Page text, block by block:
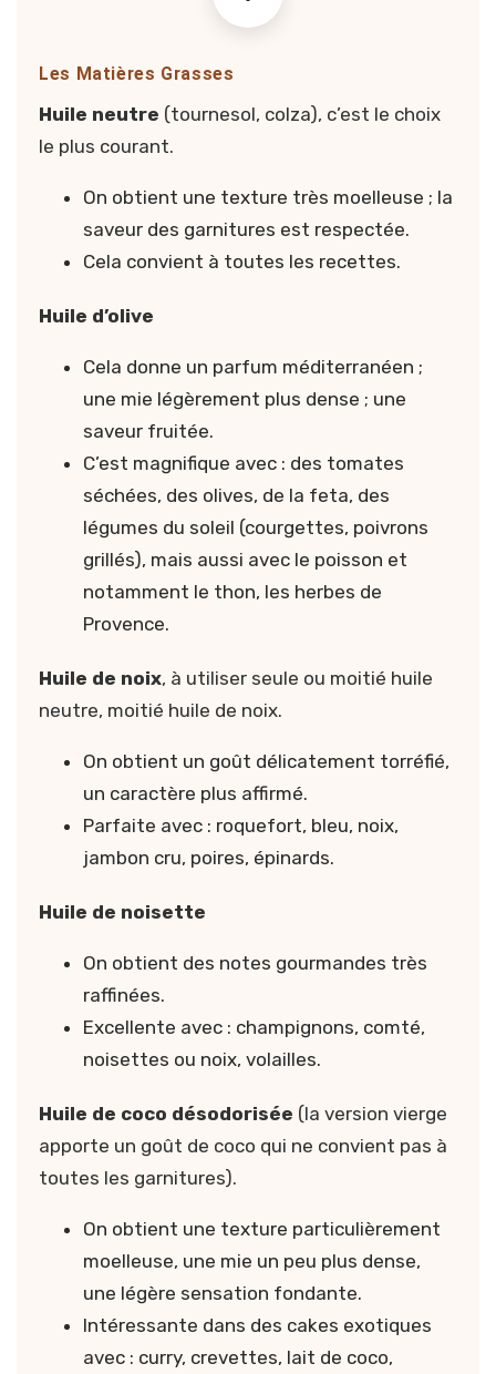
Les Matières Grasses
Huile neutre (tournesol, colza), c’est le choix
le plus courant.
On obtient une texture très moelleuse ; la
saveur des garnitures est respectée.
Cela convient à toutes les recettes.
Huile d’olive
Cela donne un parfum méditerranéen ;
une mie légèrement plus dense ; une
saveur fruitée.
C’est magnifique avec : des tomates
séchées, des olives, de la feta, des
légumes du soleil (courgettes, poivrons
grillés), mais aussi avec le poisson et
notamment le thon, les herbes de
Provence.
Huile de noix, à utiliser seule ou moitié huile
neutre, moitié huile de noix.
On obtient un goût délicatement torréfié,
un caractère plus affirmé.
Parfaite avec : roquefort, bleu, noix,
jambon cru, poires, épinards.
Huile de noisette
On obtient des notes gourmandes très
raffinées.
Excellente avec : champignons, comté,
noisettes ou noix, volailles.
Huile de coco désodorisée (la version vierge
apporte un goût de coco qui ne convient pas à
toutes les garnitures).
On obtient une texture particulièrement
moelleuse, une mie un peu plus dense,
une légère sensation fondante.
Intéressante dans des cakes exotiques
avec : curry, crevettes, lait de coco,